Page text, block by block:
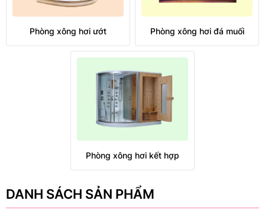
Phòng xông hơi ướt Phòng xông hơi đá muối
Phòng xông hơi kết hợp
DANH SÁCH SẢN PHẨM